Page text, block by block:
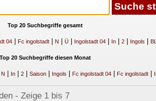
Top 20 Suchbegriffe gesamt
04| Fc ingolstadt| N Ü Ingolstadt 04| In| 2| Ingols BL
Top 20 Suchbegriffe diesen Monat
N In| 2| Saison| Ingols Fc ingolstadt 04| Fc ingolstadt|
- Zeige 1 bis 7